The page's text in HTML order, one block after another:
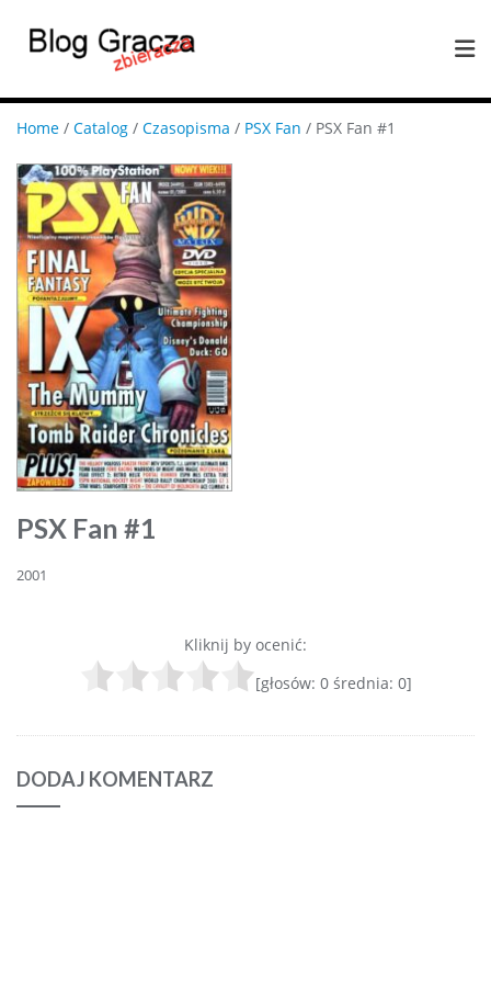
Home / Catalog / Czasopisma / PSX Fan / PSX Fan #1
PSX Fan #1
2001
Kliknij by ocenić:
[głosów: 0średnia: 0]
DODAJ KOMENTARZ